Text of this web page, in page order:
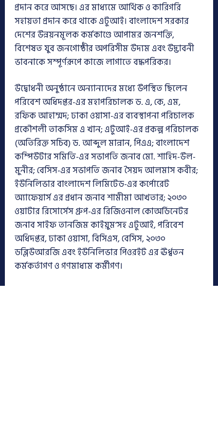
প্রদান করে আসছে। এর মাধ্যমে আর্থিক ও কারিগরি
সহায়তা প্রদান করে থাকে এটুআই। বাংলাদেশ সরকার
দেশের উন্নয়নমূলক কর্মকাণ্ডে আপামর জনশক্তি,
বিশেষত যুব জনগোষ্ঠীর অপরিসীম উদ্যম এবং উদ্ভাবনী
ভাবনাকে সম্পূর্ণরূপে কাজে লাগাতে বদ্ধপরিকর।
উদ্বোধনী অনুষ্ঠানে অন্যান্যদের মধ্যে উপস্থিত ছিলেন
পরিবেশ অধিদপ্তর-এর মহাপরিচালক ড. এ, কে, এম,
রফিক আহাম্মদ; ঢাকা ওয়াসা-এর ব্যবস্থাপনা পরিচালক
প্রকৌশলী তাকসিম এ খান; এটুআই-এর প্রকল্প পরিচালক
(অতিরিক্ত সচিব) ড. আব্দুল মান্নান, পিএএ; বাংলাদেশ
কম্পিউটার সমিতি-এর সভাপতি জনাব মো. শাহিদ-উল-
মুনীর; বেসিস-এর সভাপতি জনাব সৈয়দ আলমাস কবীর;
ইউনিলিভার বাংলাদেশ লিমিটেড-এর কর্পোরেট
অ্যাফেয়ার্স এর প্রধান জনাব শামীমা আখতার; ২০৩০
ওয়াটার রিসোর্সেস গ্রুপ-এর রিজিওনাল কোঅর্ডিনেটর
জনাব সাইফ তানজিম কাইয়ুম’সহ এটুআই, পরিবেশ
অধিদপ্তর, ঢাকা ওয়াসা, বিসিএস, বেসিস, ২০৩০
ডব্লিউআরজি এবং ইউনিলিভার পিওরইট এর ঊর্ধ্বতন
কর্মকর্তাগণ ও গণমাধ্যম কর্মীগণ।